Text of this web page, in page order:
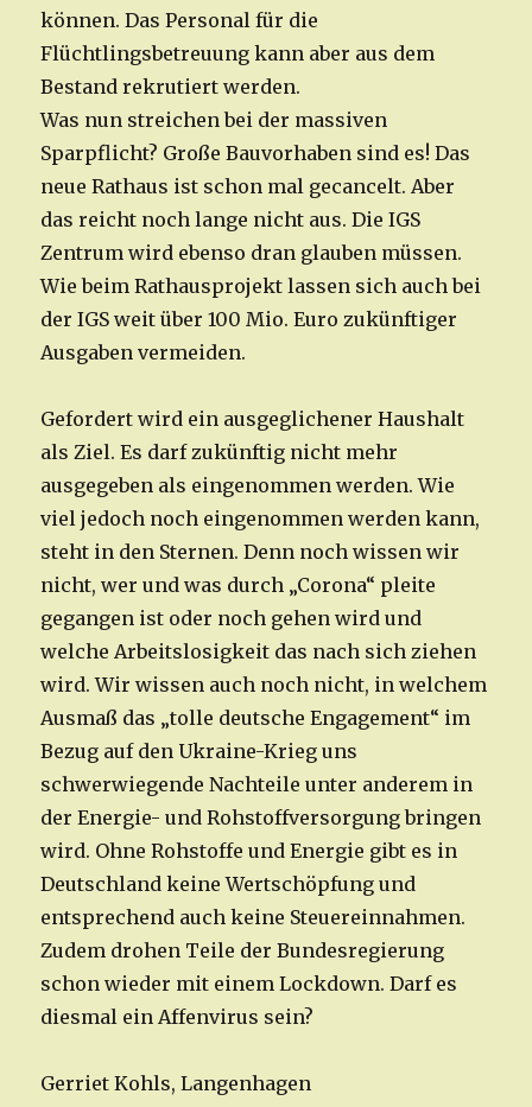
können. Das Personal für die
Flüchtlingsbetreuung kann aber aus dem
Bestand rekrutiert werden.
Was nun streichen bei der massiven
Sparpflicht? Große Bauvorhaben sind es! Das
neue Rathaus ist schon mal gecancelt. Aber
das reicht noch lange nicht aus. Die IGS
Zentrum wird ebenso dran glauben müssen.
Wie beim Rathausprojekt lassen sich auch bei
der IGS weit über 100 Mio. Euro zukünftiger
Ausgaben vermeiden.
Gefordert wird ein ausgeglichener Haushalt
als Ziel. Es darf zukünftig nicht mehr
ausgegeben als eingenommen werden. Wie
viel jedoch noch eingenommen werden kann,
steht in den Sternen. Denn noch wissen wir
nicht, wer und was durch „Corona“ pleite
gegangen ist oder noch gehen wird und
welche Arbeitslosigkeit das nach sich ziehen
wird. Wir wissen auch noch nicht, in welchem
Ausmaß das „tolle deutsche Engagement“ im
Bezug auf den Ukraine-Krieg uns
schwerwiegende Nachteile unter anderem in
der Energie- und Rohstoffversorgung bringen
wird. Ohne Rohstoffe und Energie gibt es in
Deutschland keine Wertschöpfung und
entsprechend auch keine Steuereinnahmen.
Zudem drohen Teile der Bundesregierung
schon wieder mit einem Lockdown. Darf es
diesmal ein Affenvirus sein?
Gerriet Kohls, Langenhagen